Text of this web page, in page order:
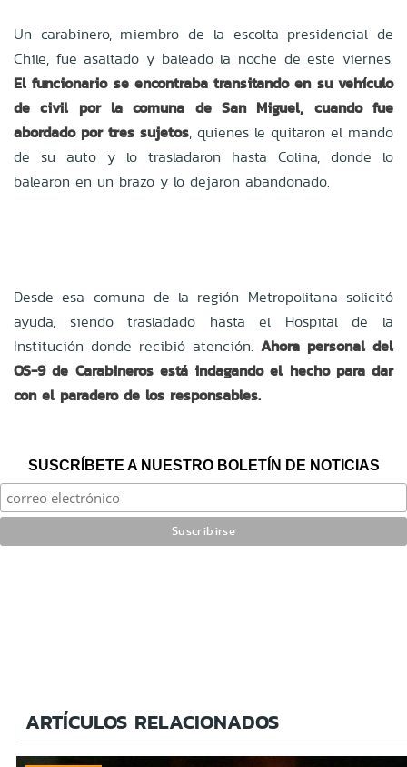
Un carabinero, miembro de la escolta presidencial de
Chile, fue asaltado y baleado la noche de este viernes.
El funcionario se encontraba transitando en su vehículo
de civil por la comuna de San Miguel, cuando fue
abordado por tres sujetos, quienes le quitaron el mando
de su auto y lo trasladaron hasta Colina, donde lo
balearon en un brazo y lo dejaron abandonado.
Desde esa comuna de la región Metropolitana solicitó
ayuda, siendo trasladado hasta el Hospital de la
Institución donde recibió atención. Ahora personal del
OS-9 de Carabineros está indagando el hecho para dar
con el paradero de los responsables.
SUSCRÍBETE A NUESTRO BOLETÍN DE NOTICIAS
ARTÍCULOS RELACIONADOS